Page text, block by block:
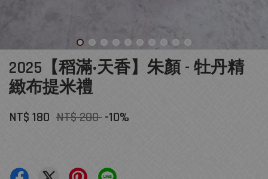
2025【稻滿‧天香】朱顏 - 牡丹精
緻布提米禮
NT$ 180 NT$ 200 -10%